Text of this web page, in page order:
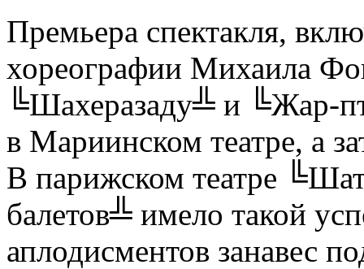
Премьера спектакля,
хореографии Михаила
╚Шахеразаду╩ и ╚Жар-
в Мариинском театре, а
В парижском театре
балетов╩ имело такой
аплодисментов занавес